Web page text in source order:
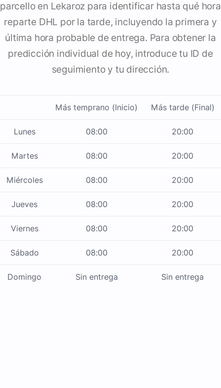
parcello en Lekaroz para identificar hasta qué hora
reparte DHL por la tarde, incluyendo la primera y
última hora probable de entrega. Para obtener la
predicción individual de hoy, introduce tu ID de
seguimiento y tu dirección.
Más temprano (Inicio) Más tarde (Final)
Lunes 08:00 20:00
Martes 08:00 20:00
Miércoles 08:00 20:00
Jueves 08:00 20:00
Viernes 08:00 20:00
Sábado 08:00 20:00
Domingo Sin entrega Sin entrega